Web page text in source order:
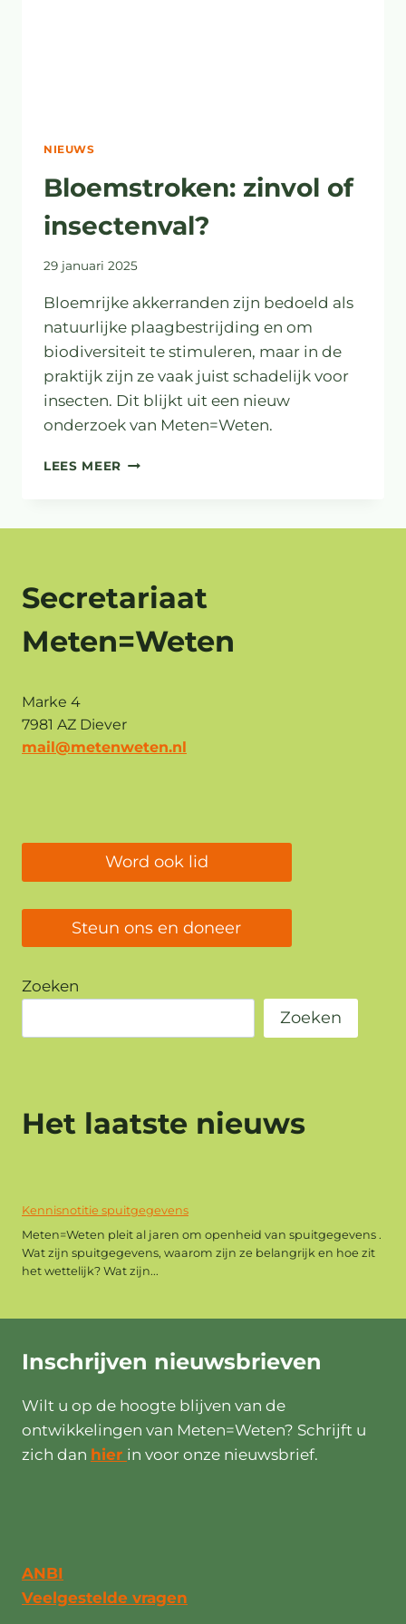
NIEUWS
Bloemstroken: zinvol of
insectenval?
29 januari 2025
Bloemrijke akkerranden zijn bedoeld als
natuurlijke plaagbestrijding en om
biodiversiteit te stimuleren, maar in de
praktijk zijn ze vaak juist schadelijk voor
insecten. Dit blijkt uit een nieuw
onderzoek van Meten=Weten.
LEES MEER BLOEMSTROKEN:
Secretariaat
Meten=Weten
Marke 4
7981 AZ Diever
mail@metenweten.nl
Word ook lid
Steun ons en doneer
Zoeken
Zoeken
Het laatste nieuws
Kennisnotitie spuitgegevens
Meten=Weten pleit al jaren om openheid van spuitgegevens .
Wat zijn spuitgegevens, waarom zijn ze belangrijk en hoe zit
het wettelijk? Wat zijn...
Inschrijven nieuwsbrieven
Wilt u op de hoogte blijven van de
ontwikkelingen van Meten=Weten? Schrijft u
zich dan hier in voor onze nieuwsbrief.
ANBI
Veelgestelde vragen